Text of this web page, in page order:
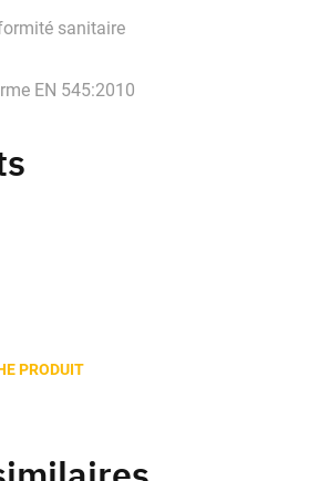
sanitaire
EN 545:2010
PRODUIT